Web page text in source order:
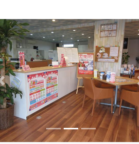
Previous